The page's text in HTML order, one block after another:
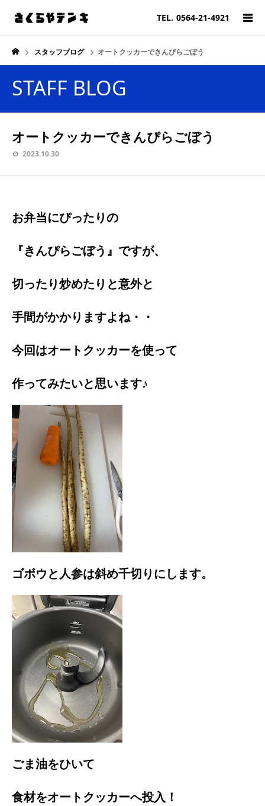
TEL. 0564-21-4921
スタッフブログ オートクッカーできんぴらごぼう
STAFF BLOG
オートクッカーできんぴらごぼう
2023.10.30
お弁当にぴったりの
『きんぴらごぼう』ですが、
切ったり炒めたりと意外と
手間がかかりますよね・・
今回はオートクッカーを使って
作ってみたいと思います♪
ゴボウと人参は斜め千切りにします。
ごま油をひいて
食材をオートクッカーへ投入！